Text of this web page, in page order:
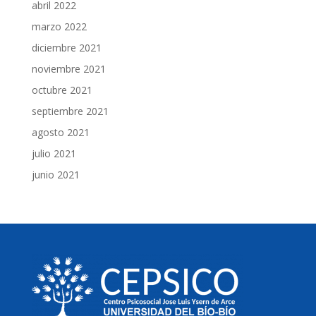
abril 2022
marzo 2022
diciembre 2021
noviembre 2021
octubre 2021
septiembre 2021
agosto 2021
julio 2021
junio 2021